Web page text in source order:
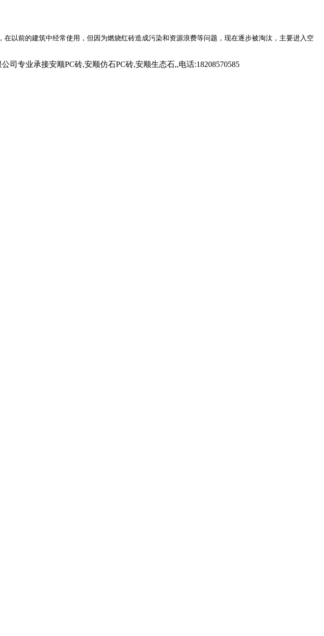
前的建筑中经常使用，但因为燃烧红砖造成污染和资源浪费等问题，现在逐步被淘汰，主要进入空
专业承接安顺PC砖,安顺仿石PC砖,安顺生态石,,电话:18208570585